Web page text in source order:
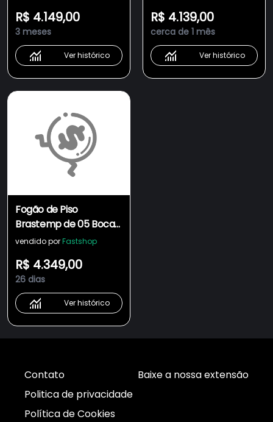
R$ 4.149,00
3 meses
Ver histórico
Pro Preto - BFD5LAE
R$ 4.139,00
cerca de 1 mês
Ver histórico
Fogão de Piso
Brastemp de 05 Bocas
com Duplo Forno e
Pro Preto - BFD5LAE
vendido porFastshop
R$ 4.349,00
26 dias
Ver histórico
Contato
Politica de privacidade
Política de Cookies
Baixe a nossa extensão